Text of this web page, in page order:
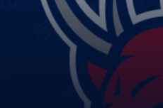
Амур
Барыс
Салават Юлаев
Сибирь